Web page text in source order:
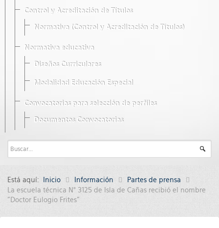
Control y Acreditación de Títulos
Normativa (Control y Acreditación de Títulos)
Normativa educativa
Diseños Curriculares
Modalidad Educación Especial
Convocatorias para selección de perfiles
Documentos Convocatorias
Está aquí: Inicio Información
Partes de prensa
La escuela técnica N° 3125 de Isla de Cañas recibió el nombre
"Doctor Eulogio Frites”